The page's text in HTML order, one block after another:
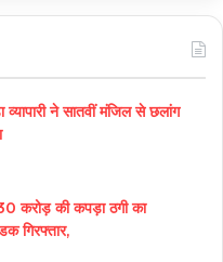
ने सातवीं मंजिल से छलांग
करोड़ की कपड़ा ठगी का
गिरफ्तार,